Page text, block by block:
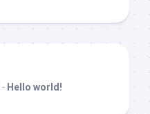
- Hello world!